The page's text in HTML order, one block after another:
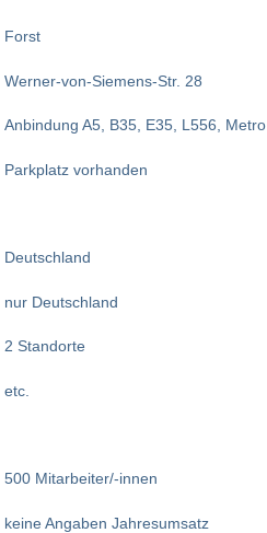
Forst
Werner-von-Siemens-Str. 28
Anbindung A5, B35, E35, L556, Metro
Parkplatz vorhanden
Deutschland
nur Deutschland
2 Standorte
etc.
500 Mitarbeiter/-innen
keine Angaben Jahresumsatz